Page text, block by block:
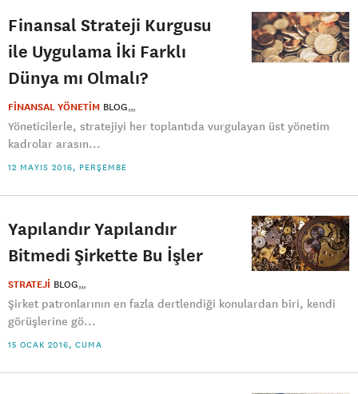
Finansal Strateji Kurgusu
ile Uygulama İki Farklı
Dünya mı Olmalı?
FİNANSAL YÖNETİM BLOG
Yöneticilerle, stratejiyi her toplantıda vurgulayan üst yönetim
kadrolar arasın...
12 MAYIS 2016, PERŞEMBE
Yapılandır Yapılandır
Bitmedi Şirkette Bu İşler
STRATEJİ BLOG
Şirket patronlarının en fazla dertlendiği konulardan biri, kendi
görüşlerine gö...
15 OCAK 2016, CUMA